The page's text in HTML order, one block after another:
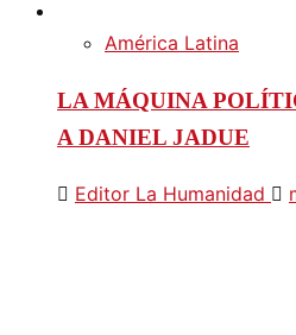
América Latina
LA MÁQUINA
A DANIEL JADUE
Editor La Humanidad